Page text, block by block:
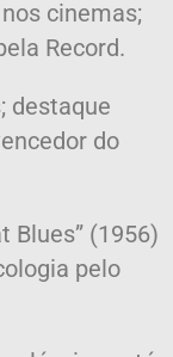
nos cinemas;
Record.
destaque
do
Blues” (1956)
pelo